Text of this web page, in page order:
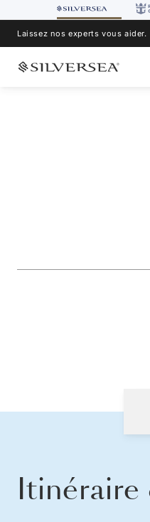
Laissez nos experts vous aider.
Lisbonne à
Itinéraire